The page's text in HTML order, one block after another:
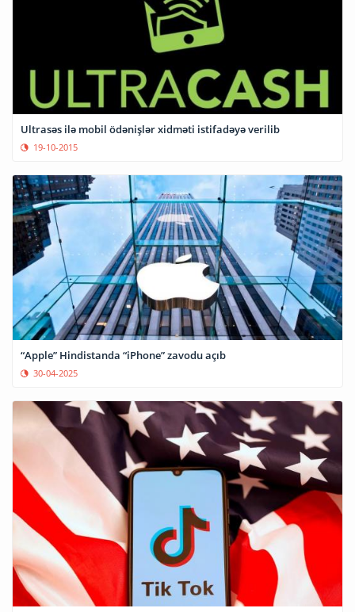
Ultrasəs ilə mobil ödənişlər xidməti istifadəyə verilib
19-10-2015
“Apple” Hindistanda “iPhone” zavodu açıb
30-04-2025